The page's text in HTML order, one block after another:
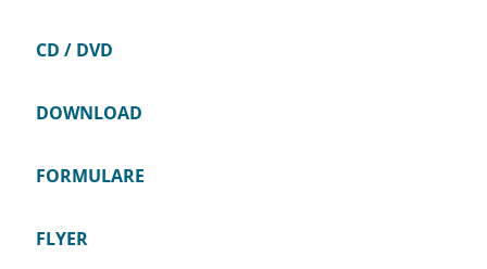
CD / DVD
DOWNLOAD
FORMULARE
FLYER